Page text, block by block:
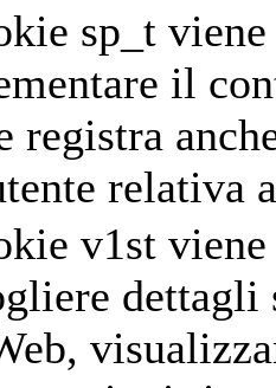
sp_t
il
registra
relativa
v1st